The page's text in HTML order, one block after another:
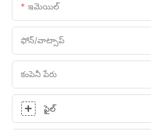
ఇమెయిల్
ఫోన్/వాట్సాప్
కంపెనీ పేరు
ఫైల్